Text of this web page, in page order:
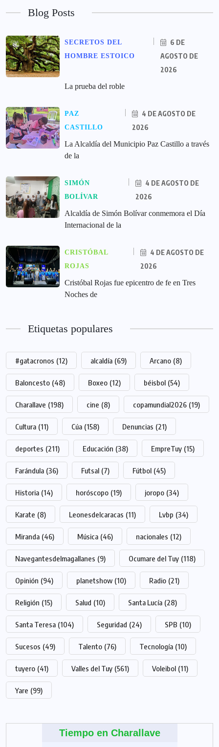
Blog Posts
SECRETOS DEL
HOMBRE ESTOICO
6 DE
AGOSTO DE
2026
La prueba del roble
PAZ
CASTILLO
4 DE AGOSTO DE
2026
La Alcaldía del Municipio Paz Castillo a través
de la
SIMÓN
BOLÍVAR
4 DE AGOSTO DE
2026
Alcaldía de Simón Bolívar conmemora el Día
Internacional de la
CRISTÓBAL
ROJAS
4 DE AGOSTO DE
2026
Cristóbal Rojas fue epicentro de fe en Tres
Noches de
Etiquetas populares
#gatacronos (12) alcaldía (69) Arcano (8)
Baloncesto (48) Boxeo (12) béisbol (54)
Charallave (198) cine (8) copamundial2026 (19)
Cultura (11) Cúa (158) Denuncias (21)
deportes (211) Educación (38) EmpreTuy (15)
Farándula (36) Futsal (7) Fútbol (45)
Historia (14) horóscopo (19) joropo (34)
Karate (8) Leonesdelcaracas (11) Lvbp (34)
Miranda (46) Música (46) nacionales (12)
Navegantesdelmagallanes (9) Ocumare del Tuy (118)
Opinión (94) planetshow (10) Radio (21)
Religión (15) Salud (10) Santa Lucía (28)
Santa Teresa (104) Seguridad (24) SPB (10)
Sucesos (49) Talento (76) Tecnología (10)
tuyero (41) Valles del Tuy (561) Voleibol (11)
Yare (99)
Tiempo en Charallave